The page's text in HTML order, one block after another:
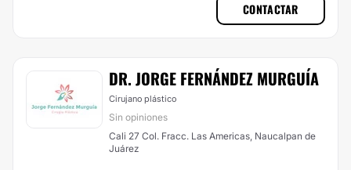
CONTACTAR
DR. JORGE FERNÁNDEZ MURGUÍA
Cirujano plástico
Sin opiniones
Cali 27 Col. Fracc. Las Americas, Naucalpan de
Juárez